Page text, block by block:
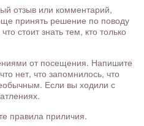
отзыв или комментарий,
принять решение по поводу
стоит знать тем, кто только
от посещения. Напишите
нет, что запомнилось, что
Если вы ходили с
правила приличия.